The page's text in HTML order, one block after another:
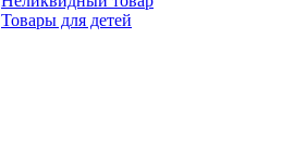
Товары для детей